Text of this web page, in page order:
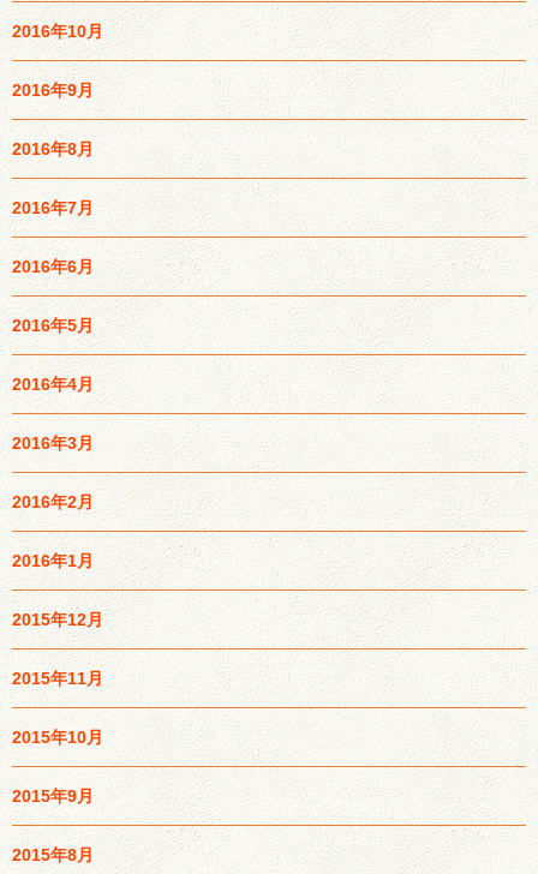
2016年10月
2016年9月
2016年8月
2016年7月
2016年6月
2016年5月
2016年4月
2016年3月
2016年2月
2016年1月
2015年12月
2015年11月
2015年10月
2015年9月
2015年8月